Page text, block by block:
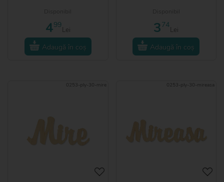
499
Lei
Adaugă în coș
374
Lei
Adaugă în coș
0253-ply-30-mire 0253-ply-30-mireasa